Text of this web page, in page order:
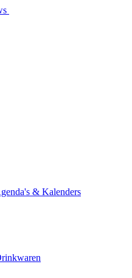
& Kalenders